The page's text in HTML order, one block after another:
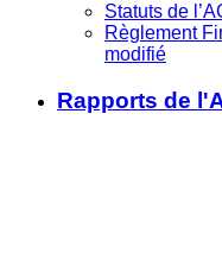
Statuts de
Règlement
modifié
Rapports de